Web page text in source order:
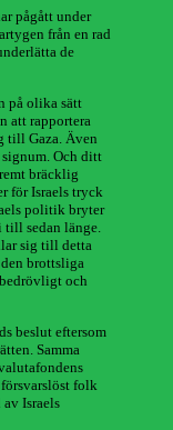
pågått under
från en rad
de
på olika sätt
att rapportera
till Gaza. Även
Och ditt
bräcklig
för Israels tryck
politik bryter
sedan länge.
sig till detta
brottsliga
och
beslut eftersom
Samma
folk
Israels